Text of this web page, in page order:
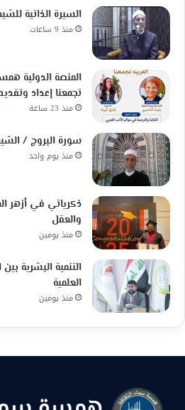
السيرة الذاتية
منذ 9 ساعات
المنصة الدولية
تجمعنا إعداد
منذ 23 ساعة
سورة البروج /
منذ يوم واحد
ذكرياتي في أزهر
والعقل
منذ يومين
التنمية البشرية
العلمية
منذ يومين